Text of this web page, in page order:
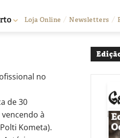
Loja Online Newsletters
no
de 30
à
Kometa).